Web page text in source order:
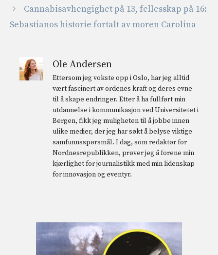
Cannabisavhengighet på 13, fellesskap på 16:
Sebastianos historie fortalt av moren Carolina
Ole Andersen
Ettersom jeg vokste opp i Oslo, har jeg alltid
vært fascinert av ordenes kraft og deres evne
til å skape endringer. Etter å ha fullført min
utdannelse i kommunikasjon ved Universitetet i
Bergen, fikk jeg muligheten til å jobbe innen
ulike medier, der jeg har søkt å belyse viktige
samfunnsspørsmål. I dag, som redaktør for
Nordnesrepublikken, prøver jeg å forene min
kjærlighet for journalistikk med min lidenskap
for innovasjon og eventyr.